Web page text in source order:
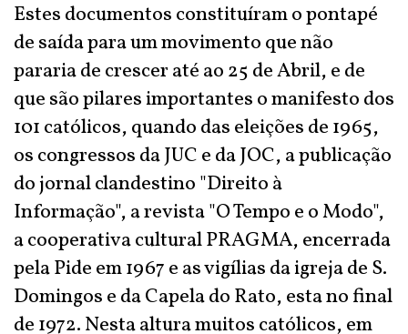
Estes documentos constituíram o pontapé
de saída para um movimento que não
pararia de crescer até ao 25 de Abril, e de
que são pilares importantes o manifesto dos
101 católicos, quando das eleições de 1965,
os congressos da JUC e da JOC, a publicação
do jornal clandestino "Direito à
Informação", a revista "O Tempo e o Modo",
a cooperativa cultural PRAGMA, encerrada
pela Pide em 1967 e as vigílias da igreja de S.
Domingos e da Capela do Rato, esta no final
de 1972. Nesta altura muitos católicos, em